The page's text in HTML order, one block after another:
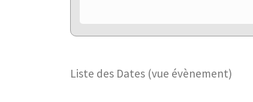
Liste des Dates (vue évènement)